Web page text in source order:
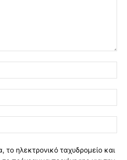
το ηλεκτρονικό ταχυδρομείο και